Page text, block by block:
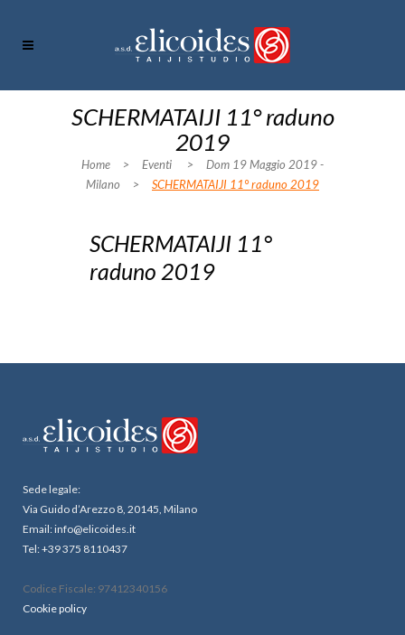
SCHERMATAIJI 11° raduno
2019
Home > Eventi >
Dom 19 Maggio 2019 -
Milano
> SCHERMATAIJI 11° raduno 2019
SCHERMATAIJI 11°
raduno 2019
Sede legale:
Via Guido d’Arezzo 8, 20145, Milano
Email: info@elicoides.it
Tel: +39 375 8110437
Codice Fiscale: 97412340156
Cookie policy